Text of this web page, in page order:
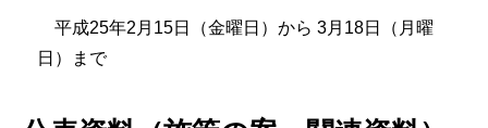
平成25年2月15日（金曜日）から 3月18日（月曜
日）まで